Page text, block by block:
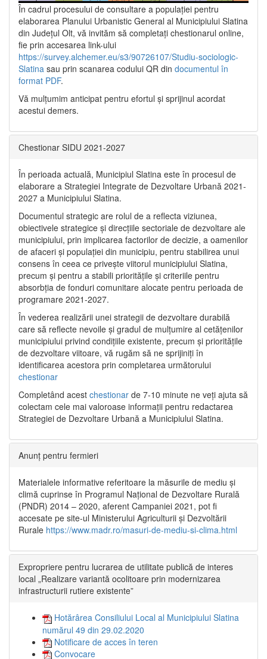
În cadrul procesului de consultare a populaţiei pentru
elaborarea Planului Urbanistic General al Municipiului Slatina
din Județul Olt, vă invităm să completați chestionarul online,
fie prin accesarea link-ului
https://survey.alchemer.eu/s3/90726107/Studiu-sociologic-
Slatina sau prin scanarea codului QR din documentul în
format PDF.
Vă mulţumim anticipat pentru efortul şi sprijinul acordat
acestui demers.
Chestionar SIDU 2021-2027
În perioada actuală, Municipiul Slatina este în procesul de
elaborare a Strategiei Integrate de Dezvoltare Urbană 2021‐
2027 a Municipiului Slatina.
Documentul strategic are rolul de a reflecta viziunea,
obiectivele strategice și direcțiile sectoriale de dezvoltare ale
municipiului, prin implicarea factorilor de decizie, a oamenilor
de afaceri și populației din municipiu, pentru stabilirea unui
consens în ceea ce privește viitorul municipiului Slatina,
precum și pentru a stabili prioritățile și criteriile pentru
absorbția de fonduri comunitare alocate pentru perioada de
programare 2021-2027.
În vederea realizării unei strategii de dezvoltare durabilă
care să reflecte nevoile și gradul de mulțumire al cetățenilor
municipiului privind condițiile existente, precum și prioritățile
de dezvoltare viitoare, vă rugăm să ne sprijiniți în
identificarea acestora prin completarea următorului
chestionar
Completând acest chestionar de 7-10 minute ne veți ajuta să
colectam cele mai valoroase informații pentru redactarea
Strategiei de Dezvoltare Urbană a Municipiului Slatina.
Anunț pentru fermieri
Materialele informative referitoare la măsurile de mediu și
climă cuprinse în Programul Național de Dezvoltare Rurală
(PNDR) 2014 – 2020, aferent Campaniei 2021, pot fi
accesate pe site-ul Ministerului Agriculturii și Dezvoltării
Rurale https://www.madr.ro/masuri-de-mediu-si-clima.html
Expropriere pentru lucrarea de utilitate publică de interes
local „Realizare variantă ocolitoare prin modernizarea
infrastructurii rutiere existente”
Hotărârea Consiliului Local al Municipiului Slatina
numărul 49 din 29.02.2020
Notificare de acces în teren
Convocare